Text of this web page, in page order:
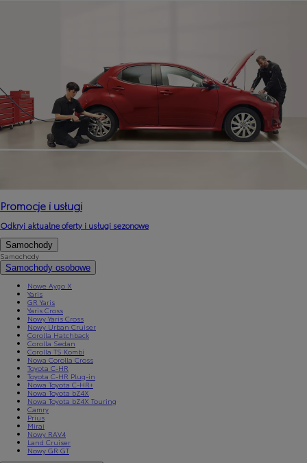
Promocje i usługi
Odkryj aktualne oferty i usługi sezonowe
Samochody
Samochody
Samochody osobowe
Nowe Aygo X
Yaris
GR Yaris
Yaris Cross
Nowy Yaris Cross
Nowy Urban Cruiser
Corolla Hatchback
Corolla Sedan
Corolla TS Kombi
Nowa Corolla Cross
Toyota C-HR
Toyota C-HR Plug-in
Nowa Toyota C-HR+
Nowa Toyota bZ4X
Nowa Toyota bZ4X Touring
Camry
Prius
Mirai
Nowy RAV4
Land Cruiser
Nowy GR GT